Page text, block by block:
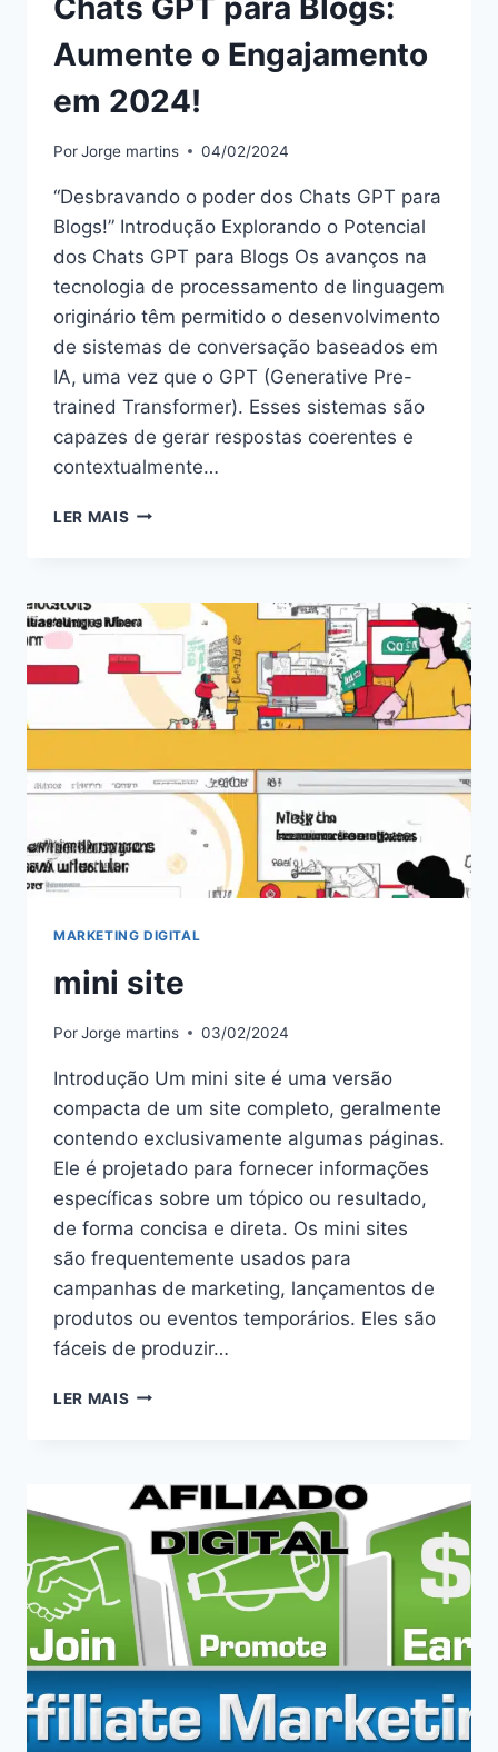
Chats GPT para Blogs:
Aumente o Engajamento
em 2024!
PorJorge martins 04/02/2024
“Desbravando o poder dos Chats GPT para
Blogs!” Introdução Explorando o Potencial
dos Chats GPT para Blogs Os avanços na
tecnologia de processamento de linguagem
originário têm permitido o desenvolvimento
de sistemas de conversação baseados em
IA, uma vez que o GPT (Generative Pre-
trained Transformer). Esses sistemas são
capazes de gerar respostas coerentes e
contextualmente…
LER MAIS EXPLORANDO
CHATS
GPT
PARA
BLOGS:
AUMENTE
EM
2024!
MARKETING DIGITAL
mini site
PorJorge martins 03/02/2024
Introdução Um mini site é uma versão
compacta de um site completo, geralmente
contendo exclusivamente algumas páginas.
Ele é projetado para fornecer informações
específicas sobre um tópico ou resultado,
de forma concisa e direta. Os mini sites
são frequentemente usados para
campanhas de marketing, lançamentos de
produtos ou eventos temporários. Eles são
fáceis de produzir…
LER MAIS MINI